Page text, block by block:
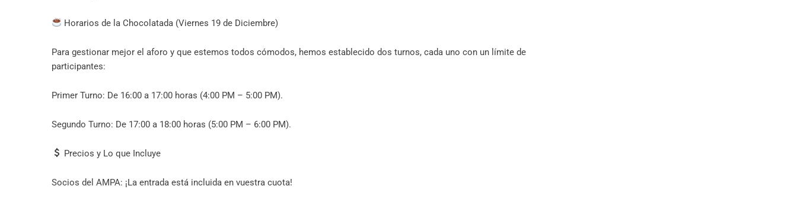
Horarios de la Chocolatada (Viernes 19 de Diciembre)
Para gestionar mejor el aforo y que estemos todos cómodos, hemos establecido dos turnos, cada uno con un límite de
participantes:
Primer Turno: De 16:00 a 17:00 horas (4:00 PM – 5:00 PM).
Segundo Turno: De 17:00 a 18:00 horas (5:00 PM – 6:00 PM).
Precios y Lo que Incluye
Socios del AMPA: ¡La entrada está incluida en vuestra cuota!